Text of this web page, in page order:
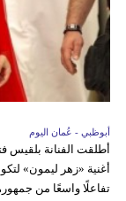
أبوظبي - عُمان اليوم
أطلقت الفنانة بلقيس
أغنية «زهر ليمون»
تفاعلًا واسعًا من